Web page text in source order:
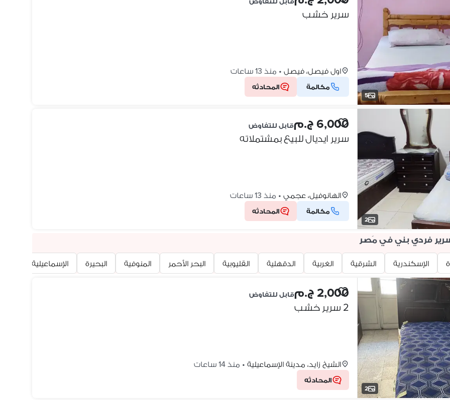
5
سرير خشب
اول فيصل، فيصل • منذ 13 ساعات
مكالمة المحادثه
2
6,000 ج.م قابل للتفاوض
سرير ايديال للبيع بمشتملاته
الهانوفيل، عجمي • منذ 13 ساعات
مكالمة المحادثه
فردي بني في مَصر
الإسكندرية الشرقية الغربية الدقهلية القليوبية البحر الأحمر المنوفية البحيرة الإسماعيلية
2
2,000 ج.م قابل للتفاوض
2 سرير خشب
الشيخ زايد، مدينة الإسماعيلية • منذ 14 ساعات
المحادثه